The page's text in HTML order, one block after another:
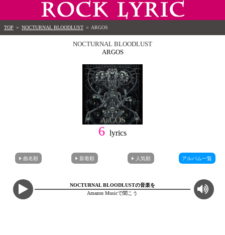
TOP ＞ NOCTURNAL BLOODLUST ＞ ARGOS
NOCTURNAL BLOODLUST
ARGOS
6 lyrics
曲名順 新着順 人気順 アルバム一覧
NOCTURNAL BLOODLUSTの音楽を
Amazon Musicで聞こう